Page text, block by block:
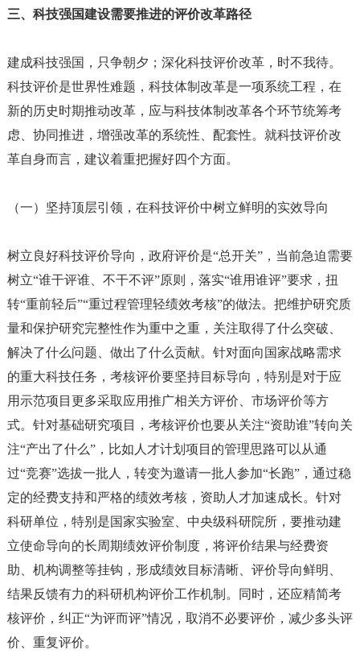
三、科技强国建设需要推进的评价改革路径
建成科技强国，只争朝夕；深化科技评价改革，时不我待。
科技评价是世界性难题，科技体制改革是一项系统工程，在
新的历史时期推动改革，应与科技体制改革各个环节统筹考
虑、协同推进，增强改革的系统性、配套性。就科技评价改
革自身而言，建议着重把握好四个方面。
（一）坚持顶层引领，在科技评价中树立鲜明的实效导向
树立良好科技评价导向，政府评价是“总开关”，当前急迫需要
树立“谁干评谁、不干不评”原则，落实“谁用谁评”要求，扭
转“重前轻后”“重过程管理轻绩效考核”的做法。把维护研究质
量和保护研究完整性作为重中之重，关注取得了什么突破、
解决了什么问题、做出了什么贡献。针对面向国家战略需求
的重大科技任务，考核评价要坚持目标导向，特别是对于应
用示范项目更多采取应用推广相关方评价、市场评价等方
式。针对基础研究项目，考核评价也要从关注“资助谁”转向关
注“产出了什么”，比如人才计划项目的管理思路可以从通
过“竞赛”选拔一批人，转变为邀请一批人参加“长跑”，通过稳
定的经费支持和严格的绩效考核，资助人才加速成长。针对
科研单位，特别是国家实验室、中央级科研院所，要推动建
立使命导向的长周期绩效评价制度，将评价结果与经费资
助、机构调整等挂钩，形成绩效目标清晰、评价导向鲜明、
结果反馈有力的科研机构评价工作机制。同时，还应精简考
核评价，纠正“为评而评”情况，取消不必要评价，减少多头评
价、重复评价。